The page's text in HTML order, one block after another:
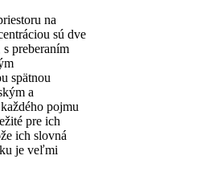
na
sú dve
preberaním
spätnou
a
pojmu
pre ich
ich slovná
je veľmi